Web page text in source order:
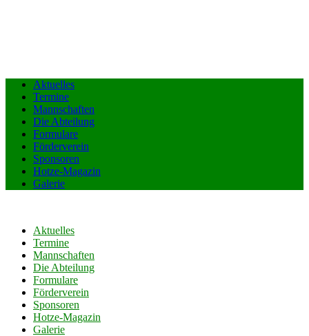
Aktuelles
Termine
Mannschaften
Die Abteilung
Formulare
Förderverein
Sponsoren
Hotze-Magazin
Galerie
Aktuelles
Termine
Mannschaften
Die Abteilung
Formulare
Förderverein
Sponsoren
Hotze-Magazin
Galerie